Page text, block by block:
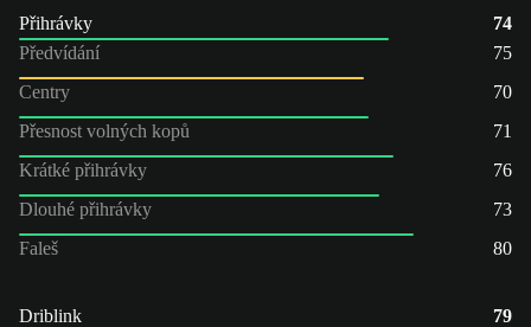
Přihrávky
74
Předvídání
75
Centry
70
Přesnost volných kopů
71
Krátké přihrávky
76
Dlouhé přihrávky
73
Faleš
80
Driblink
79